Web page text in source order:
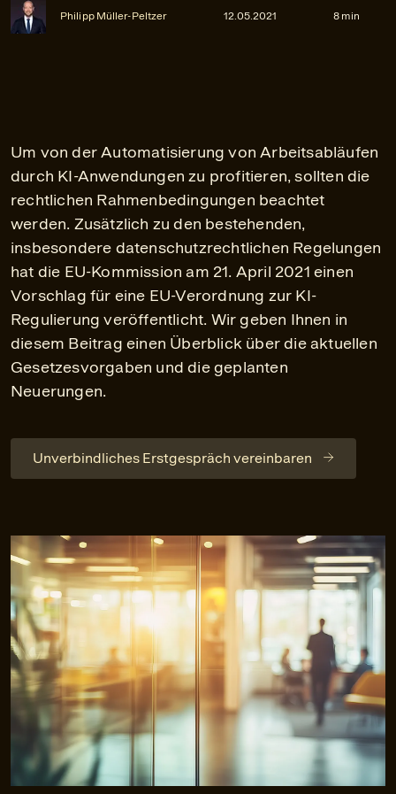
Philipp Müller-Peltzer 12.05.2021 8 min
Um von der Automatisierung von Arbeitsabläufen
durch KI-Anwendungen zu profitieren, sollten die
rechtlichen Rahmenbedingungen beachtet
werden. Zusätzlich zu den bestehenden,
insbesondere datenschutzrechtlichen Regelungen
hat die EU-Kommission am 21. April 2021 einen
Vorschlag für eine EU-Verordnung zur KI-
Regulierung veröffentlicht. Wir geben Ihnen in
diesem Beitrag einen Überblick über die aktuellen
Gesetzesvorgaben und die geplanten
Neuerungen.
Unverbindliches Erstgespräch vereinbaren